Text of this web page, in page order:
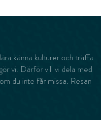
känna kulturer och träffa
vi. Därför vill vi dela med
du inte får missa. Resan